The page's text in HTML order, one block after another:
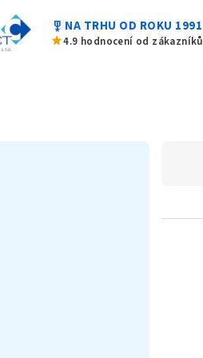
military_tech NA TRHU OD ROKU 1991
star4.9 hodnocení od zákazníků